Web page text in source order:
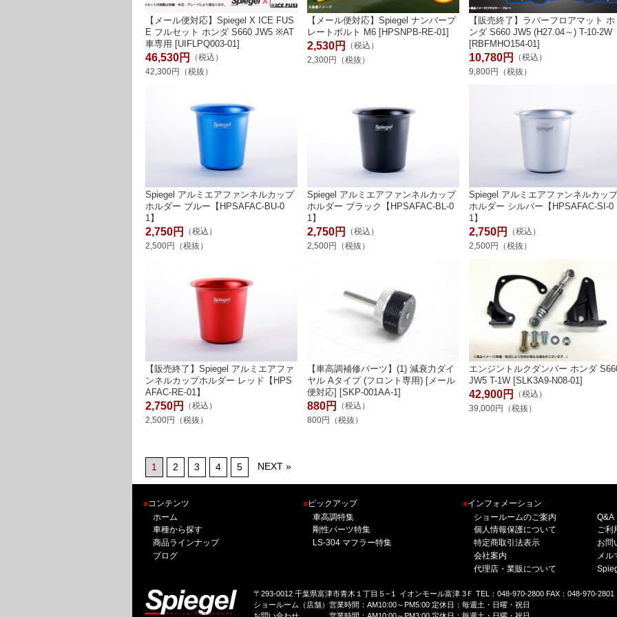
【メール便対応】Spiegel X ICE FUS
E フルセット ホンダ S660 JW5 ※AT
車専用 [UIFLPQ003-01]
46,530円
（税込）
42,300円（税抜）
【メール便対応】Spiegel ナンバープ
レートボルト M6 [HPSNPB-RE-01]
2,530円
（税込）
2,300円（税抜）
【販売終了】ラバーフロアマット ホ
ンダ S660 JW5 (H27.04～) T-10-2W
[RBFMHO154-01]
10,780円
（税込）
9,800円（税抜）
Spiegel アルミエアファンネルカップ
ホルダー ブルー【HPSAFAC-BU-0
1】
2,750円
（税込）
2,500円（税抜）
Spiegel アルミエアファンネルカップ
ホルダー ブラック【HPSAFAC-BL-0
1】
2,750円
（税込）
2,500円（税抜）
Spiegel アルミエアファンネルカッ
ホルダー シルバー【HPSAFAC-SI-0
1】
2,750円
（税込）
2,500円（税抜）
【販売終了】Spiegel アルミエアファ
ンネルカップホルダー レッド【HPS
AFAC-RE-01】
2,750円
（税込）
2,500円（税抜）
【車高調補修パーツ】(1) 減衰力ダイ
ヤル Aタイプ (フロント専用) [メール
便対応] [SKP-001AA-1]
880円
（税込）
800円（税抜）
エンジントルクダンパー ホンダ
JW5 T-1W [SLK3A9-N08-01]
42,900円
（税込）
39,000円（税抜）
1 2 3 4 5 NEXT »
■コンテンツ
ホーム
車種から探す
商品ラインナップ
ブログ
■ピックアップ
車高調特集
剛性パーツ特集
LS-304 マフラー特集
■インフォメーション
ショールームのご案内
個人情報保護について
特定商取引法表示
会社案内
代理店・業販について
Q&A
ご利
お問
メル
〒293-0012 千葉県富津市青木１丁目５−１ イオンモール富津 3Ｆ TEL：048-970-2800 FAX：048-970-2801
ショールーム（店舗）営業時間：AM10:00～PM5:00 定休日：毎週土・日曜・祝日
お問い合わせ 営業時間：AM10:00～PM3:00 定休日：毎週土・日曜・祝日